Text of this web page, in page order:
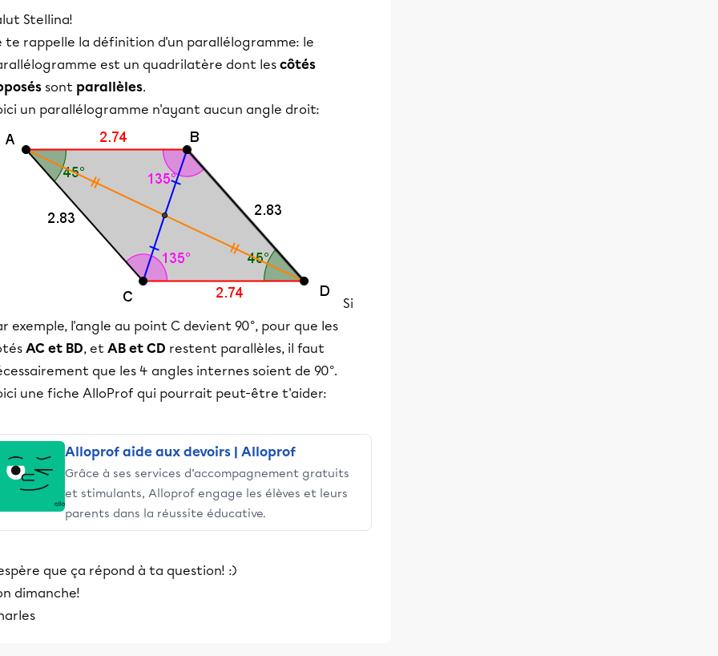
Stellina!
te rappelle la définition d'un parallélogramme: le
est un quadrilatère dont les côtés
sont parallèles.
un parallélogramme n'ayant aucun angle droit:
Si
exemple, l'angle au point C devient 90°, pour que les
AC et BD, et AB et CD restent parallèles, il faut
que les 4 angles internes soient de 90°.
une fiche AlloProf qui pourrait peut-être t'aider:
Alloprof aide aux devoirs | Alloprof
Grâce à ses services d’accompagnement gratuits
et stimulants, Alloprof engage les élèves et leurs
parents dans la réussite éducative.
que ça répond à ta question! :)
dimanche!